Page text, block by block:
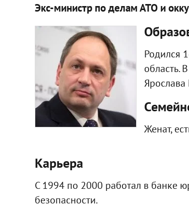
Экс-министр по делам АТО и
Родился
область.
Женат,
Карьера
С 1994 по 2000 работал в банке
безопасности.